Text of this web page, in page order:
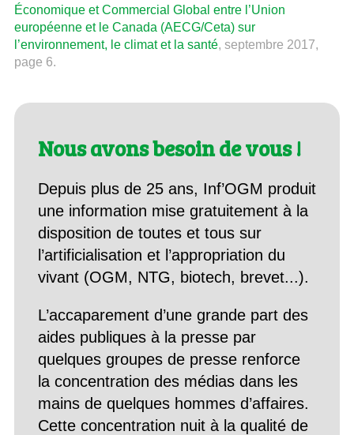
Économique et Commercial Global entre l’Union
européenne et le Canada (AECG/Ceta) sur
l’environnement, le climat et la santé, septembre 2017,
page 6.
Nous avons besoin de vous !
Depuis plus de 25 ans, Inf’OGM produit
une information mise gratuitement à la
disposition de toutes et tous sur
l’artificialisation et l’appropriation du
vivant (OGM, NTG, biotech, brevet...).
L’accaparement d’une grande part des
aides publiques à la presse par
quelques groupes de presse renforce
la concentration des médias dans les
mains de quelques hommes d’affaires.
Cette concentration nuit à la qualité de